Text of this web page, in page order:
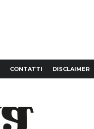
CONTATTI DISCLAIMER